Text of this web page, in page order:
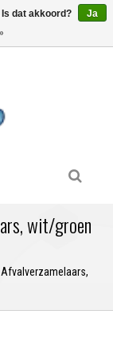
wit/groen
Afvalverzamelaars,
dat akkoord?
Ja